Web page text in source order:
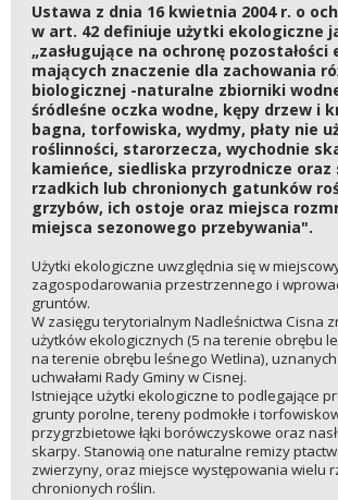
Ustawa z dnia 16 kwietnia 2004 r. o
w art. 42 definiuje użytki ekologiczne
„zasługujące na ochronę
mających znaczenie dla zachowania
biologicznej -naturalne zbiorniki
śródleśne oczka wodne, kępy drzew i
bagna, torfowiska, wydmy, płaty nie
roślinności, starorzecza, wychodnie
kamieńce, siedliska przyrodnicze
rzadkich lub chronionych gatunków
grzybów, ich ostoje oraz miejsca
miejsca sezonowego przebywania".
Użytki ekologiczne uwzględnia się w
zagospodarowania przestrzennego i
gruntów.
W zasięgu terytorialnym Nadleśnictwa Cisna
użytków ekologicznych (5 na terenie obrębu
na terenie obrębu leśnego Wetlina),
uchwałami Rady Gminy w Cisnej.
Istniejące użytki ekologiczne to podlegające
grunty porolne, tereny podmokłe i
przygrzbietowe łąki borówczyskowe oraz
skarpy. Stanowią one naturalne remizy
zwierzyny, oraz miejsce występowania wielu
chronionych roślin.